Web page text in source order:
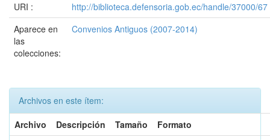
URI :
http://biblioteca.defensoria.gob.ec/handle/37000/67
Aparece en
las
colecciones:
Convenios Antiguos (2007-2014)
Archivos en este ítem:
Archivo
Descripción Tamaño
Formato